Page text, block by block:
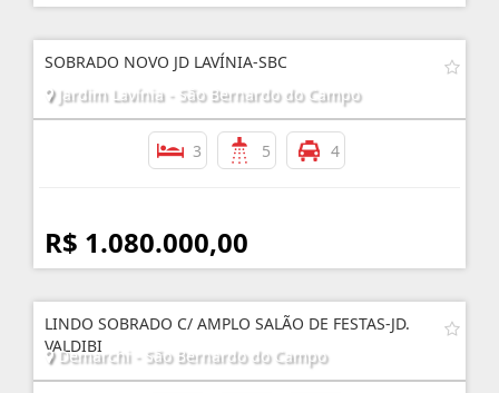
SOBRADO NOVO JD LAVÍNIA-SBC
Jardim Lavínia - São Bernardo do Campo
3 5 4
R$ 1.080.000,00
LINDO SOBRADO C/ AMPLO SALÃO DE FESTAS-JD.
VALDIBI
Demarchi - São Bernardo do Campo